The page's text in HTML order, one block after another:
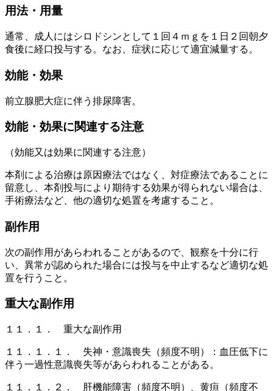
用法・用量
通常、成人にはシロドシンとして１回４ｍｇを１日２回朝夕
食後に経口投与する。なお、症状に応じて適宜減量する。
効能・効果
前立腺肥大症に伴う排尿障害。
効能・効果に関連する注意
（効能又は効果に関連する注意）
本剤による治療は原因療法ではなく、対症療法であることに
留意し、本剤投与により期待する効果が得られない場合は、
手術療法など、他の適切な処置を考慮すること。
副作用
次の副作用があらわれることがあるので、観察を十分に行
い、異常が認められた場合には投与を中止するなど適切な処
置を行うこと。
重大な副作用
１１．１． 重大な副作用
１１．１．１． 失神・意識喪失（頻度不明）：血圧低下に
伴う一過性意識喪失等があらわれることがある。
１１．１．２． 肝機能障害（頻度不明）、黄疸（頻度不